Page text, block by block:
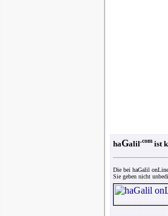
haGalil.comist
Die bei haGalil
Sie geben nicht